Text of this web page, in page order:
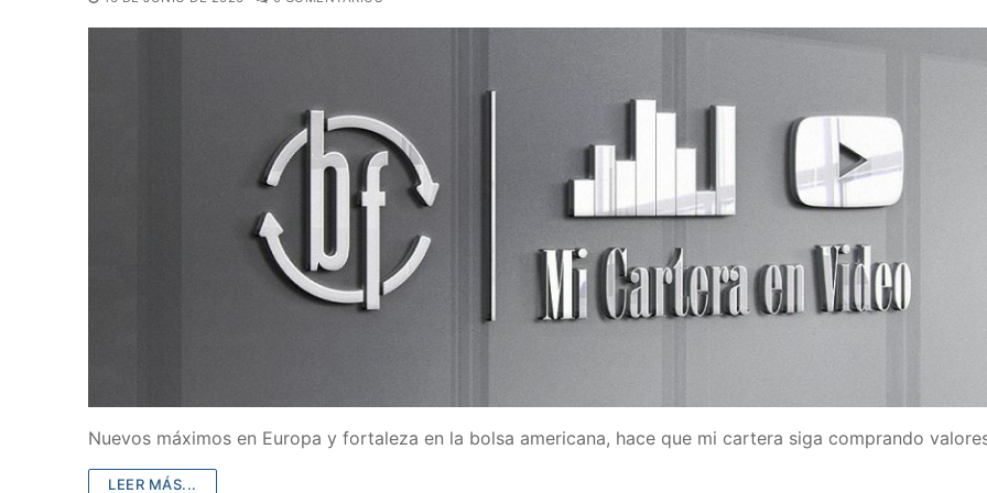
Nuevos máximos en Europa y fortaleza en la bolsa americana, hace que mi cartera siga comprando
LEER MÁS...